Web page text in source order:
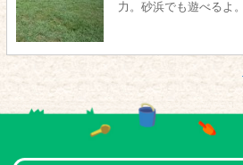
力。砂浜でも遊べるよ。